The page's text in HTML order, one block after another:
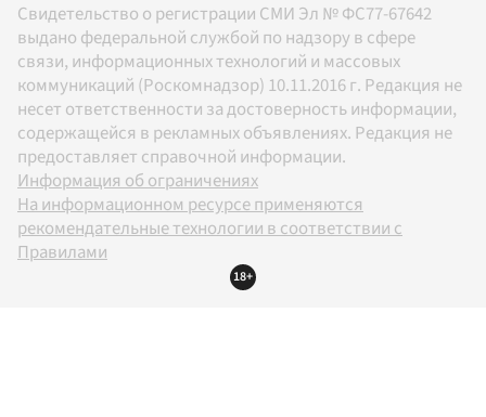
Свидетельство о регистрации СМИ Эл № ФС77-67642
выдано федеральной службой по надзору в сфере
связи, информационных технологий и массовых
коммуникаций (Роскомнадзор) 10.11.2016 г. Редакция не
несет ответственности за достоверность информации,
содержащейся в рекламных объявлениях. Редакция не
предоставляет справочной информации.
Информация об ограничениях
На информационном ресурсе применяются
рекомендательные технологии в соответствии с
Правилами
18+